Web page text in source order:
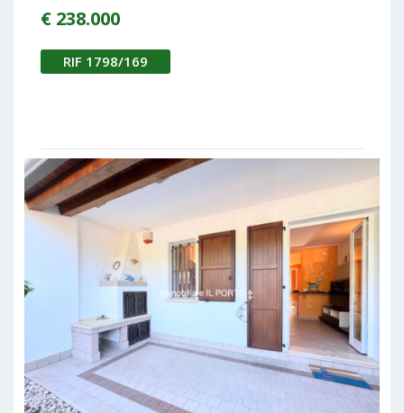
€ 238.000
RIF 1798/169